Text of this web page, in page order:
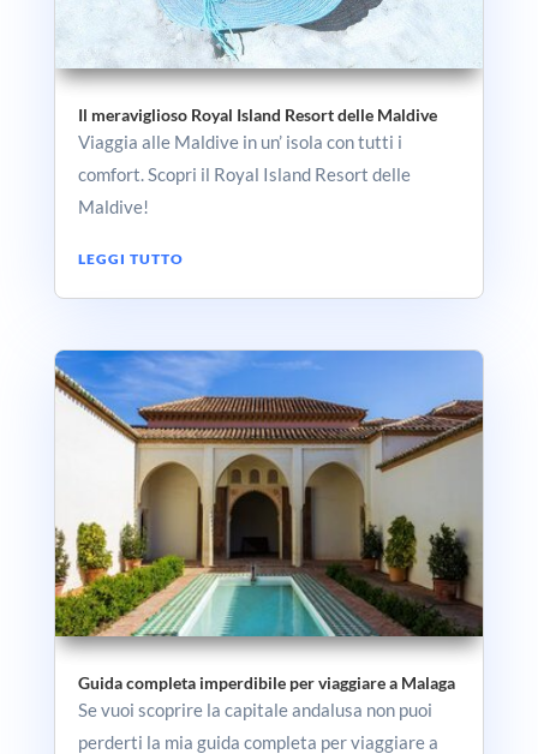
Il meraviglioso Royal Island Resort delle Maldive
Viaggia alle Maldive in un’ isola con tutti i
comfort. Scopri il Royal Island Resort delle
Maldive!
LEGGI TUTTO
Guida completa imperdibile per viaggiare a Malaga
Se vuoi scoprire la capitale andalusa non puoi
perderti la mia guida completa per viaggiare a